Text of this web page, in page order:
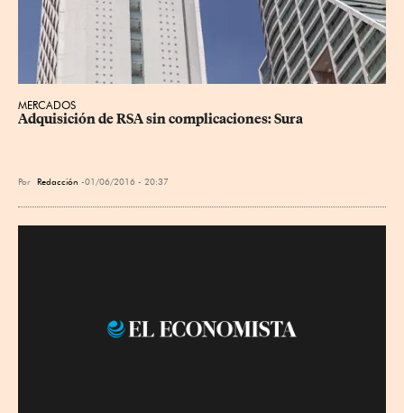
MERCADOS
Adquisición de RSA sin complicaciones: Sura
Por Redacción 01/06/2016 - 20:37